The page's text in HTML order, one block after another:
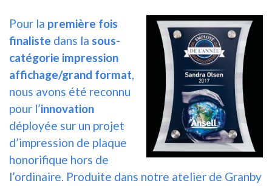
Pour la première fois
finaliste dans la sous-
catégorie impression
affichage/grand format,
nous avons été reconnu
pour l’innovation
déployée sur un projet
d’impression de plaque
honorifique hors de
l’ordinaire. Produite dans notre atelier de Granby